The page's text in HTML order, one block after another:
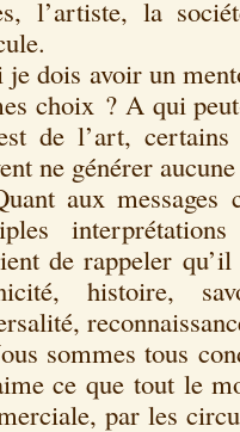
l’artiste, la
dois avoir un
choix ? A qui
de l’art, certains
ne générer
aux messages
de rappeler
histoire,
sommes tous
ce que tout le
par les